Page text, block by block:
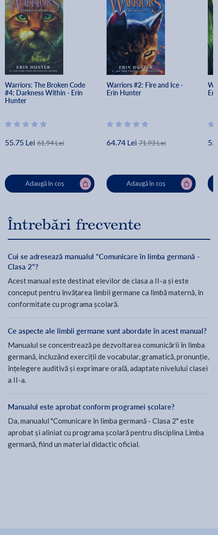
Warriors: The Broken Code
#4: Darkness Within - Erin
Hunter
55.75 Lei 61.94 Lei
Adaugă în coș
Warriors #2: Fire and Ice -
Erin Hunter
64.74 Lei 71.93 Lei
Adaugă în coș
Întrebări frecvente
Cui se adresează manualul "Comunicare în limba germană -
Clasa 2"?
Acest manual este destinat elevilor de clasa a II-a și este
conceput pentru învățarea limbii germane ca limbă maternă, în
conformitate cu programa școlară.
Ce aspecte ale limbii germane sunt abordate în acest manual?
Manualul se concentrează pe dezvoltarea comunicării în limba
germană, incluzând exerciții de vocabular, gramatică, pronunție,
înțelegere auditivă și exprimare orală, adaptate nivelului clasei
a II-a.
Manualul este aprobat conform programei școlare?
Da, manualul "Comunicare în limba germană - Clasa 2" este
aprobat și aliniat cu programa școlară pentru disciplina Limba
germană, fiind un material didactic oficial.